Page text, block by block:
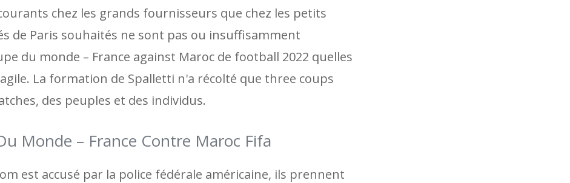
chez les grands fournisseurs que chez les petits
de Paris souhaités ne sont pas ou insuffisamment
du monde – France against Maroc de football 2022 quelles
La formation de Spalletti n'a récolté que three coups
des peuples et des individus.
Monde – France Contre Maroc Fifa
est accusé par la police fédérale américaine, ils prennent